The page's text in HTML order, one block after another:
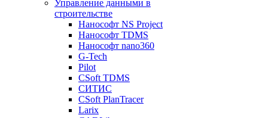
Управление данными в
строительстве
Нанософт NS Project
Нанософт TDMS
Нанософт nano360
G-Tech
Pilot
CSoft TDMS
СИТИС
CSoft PlanTracer
Larix